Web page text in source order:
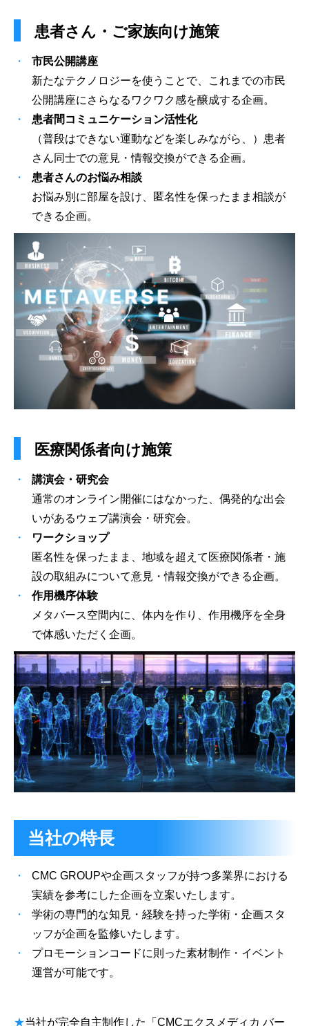
患者さん・ご家族向け施策
市民公開講座
新たなテクノロジーを使うことで、これまでの市民
公開講座にさらなるワクワク感を醸成する企画。
患者間コミュニケーション活性化
（普段はできない運動などを楽しみながら、）患者
さん同士での意見・情報交換ができる企画。
患者さんのお悩み相談
お悩み別に部屋を設け、匿名性を保ったまま相談が
できる企画。
医療関係者向け施策
講演会・研究会
通常のオンライン開催にはなかった、偶発的な出会
いがあるウェブ講演会・研究会。
ワークショップ
匿名性を保ったまま、地域を超えて医療関係者・施
設の取組みについて意見・情報交換ができる企画。
作用機序体験
メタバース空間内に、体内を作り、作用機序を全身
で体感いただく企画。
当社の特長
CMC GROUPや企画スタッフが持つ多業界における
実績を参考にした企画を立案いたします。
学術の専門的な知見・経験を持った学術・企画スタ
ッフが企画を監修いたします。
プロモーションコードに則った素材制作・イベント
運営が可能です。
★当社が完全自主制作した「CMCエクスメディカ バー